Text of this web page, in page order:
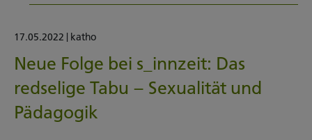
17.05.2022 katho
Neue Folge bei s_innzeit: Das
redselige Tabu – Sexualität und
Pädagogik